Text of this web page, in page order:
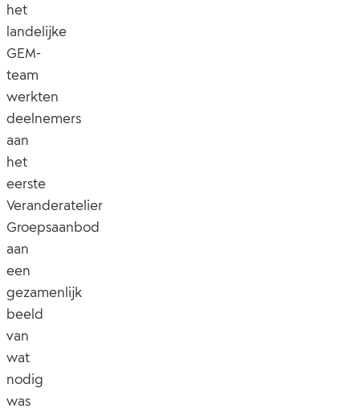
het
landelijke
GEM-
team
werkten
deelnemers
aan
het
eerste
Veranderatelier
Groepsaanbod
aan
een
gezamenlijk
beeld
van
wat
nodig
was